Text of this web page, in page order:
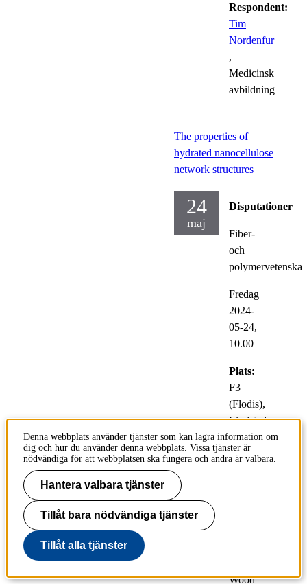
Respondent:
Tim
Nordenfur
,
Medicinsk
avbildning
The properties of
hydrated nanocellulose
network structures
24
maj
Disputationer
Fiber-
och
polymervetenskap
Fredag
2024-
05-24,
10.00
Plats:
F3
(Flodis),
Lindsted
tsvägen
26
Wood
Denna webbplats använder tjänster som kan lagra information om
dig och hur du använder denna webbplats. Vissa tjänster är
nödvändiga för att webbplatsen ska fungera och andra är valbara.
Hantera valbara tjänster
Tillåt bara nödvändiga tjänster
Tillåt alla tjänster